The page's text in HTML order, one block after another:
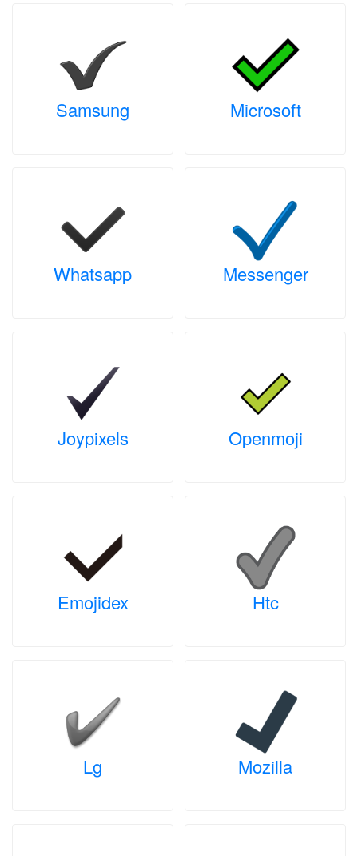
Samsung Microsoft
Whatsapp Messenger
Joypixels Openmoji
Emojidex Htc
Lg Mozilla